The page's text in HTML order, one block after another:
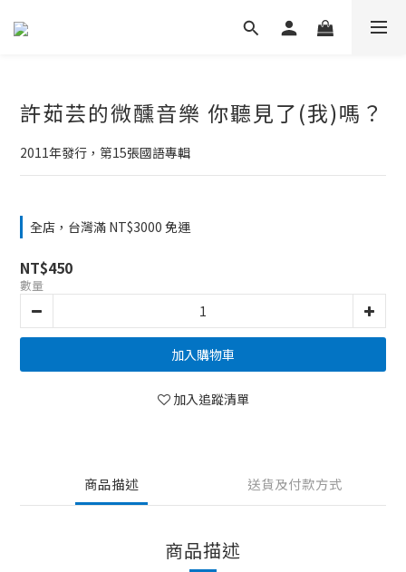
許茹芸的微醺音樂 你聽見了(我)嗎？
2011年發行，第15張國語專輯
全店，台灣滿 NT$3000 免運
NT$450
數量
加入購物車
加入追蹤清單
商品描述 送貨及付款方式
商品描述